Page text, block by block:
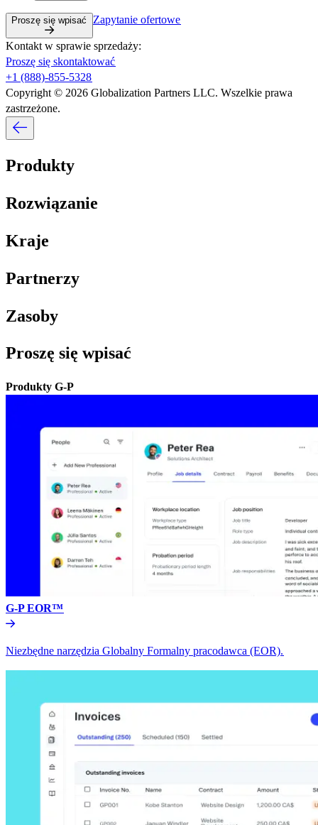
Proszę się wpisać​​ Zapytanie ofertowe​​
Kontakt w sprawie sprzedaży:​​
Proszę się skontaktować​​
+1 (888)-855-5328​​
Copyright © 2026 Globalization Partners LLC. Wszelkie prawa
zastrzeżone.​​
Produkty​​
Rozwiązanie​​
Kraje​​
Partnerzy​​
Zasoby​​
Proszę się wpisać​​
Produkty G-P​​
G-P EOR™​​
Niezbędne narzędzia Globalny Formalny pracodawca (EOR).​​